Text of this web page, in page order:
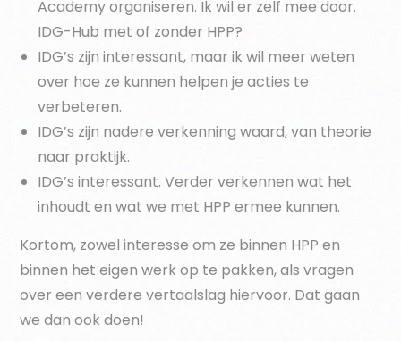
Academy organiseren. Ik wil er zelf mee door.
IDG-Hub met of zonder HPP?
IDG’s zijn interessant, maar ik wil meer weten
over hoe ze kunnen helpen je acties te
verbeteren.
IDG’s zijn nadere verkenning waard, van theorie
naar praktijk.
IDG’s interessant. Verder verkennen wat het
inhoudt en wat we met HPP ermee kunnen.
Kortom, zowel interesse om ze binnen HPP en
binnen het eigen werk op te pakken, als vragen
over een verdere vertaalslag hiervoor. Dat gaan
we dan ook doen!